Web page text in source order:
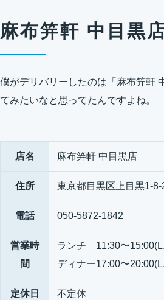
麻布笄軒 中目黒
僕がデリバリーしたのは「麻布笄軒
てみたいなと思ってたんですよね。
店名 麻布笄軒 中目黒店
住所 東京都目黒区上目黒1-8-
電話 050-5872-1842
営業時
間
ランチ 11:30〜
ディナー17:00〜
定休日 不定休